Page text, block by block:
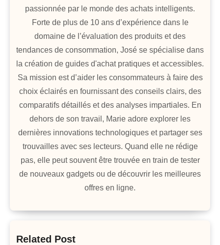
passionnée par le monde des achats intelligents.
Forte de plus de 10 ans d’expérience dans le
domaine de l’évaluation des produits et des
tendances de consommation, José se spécialise dans
la création de guides d'achat pratiques et accessibles.
Sa mission est d’aider les consommateurs à faire des
choix éclairés en fournissant des conseils clairs, des
comparatifs détaillés et des analyses impartiales. En
dehors de son travail, Marie adore explorer les
dernières innovations technologiques et partager ses
trouvailles avec ses lecteurs. Quand elle ne rédige
pas, elle peut souvent être trouvée en train de tester
de nouveaux gadgets ou de découvrir les meilleures
offres en ligne.
Related Post